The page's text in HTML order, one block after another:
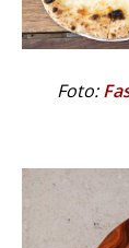
Foto: